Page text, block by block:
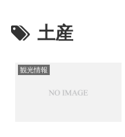
土産
観光情報